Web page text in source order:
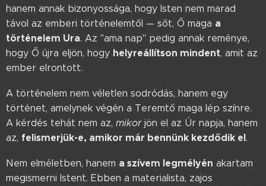
hanem annak bizonyossága, hogy Isten nem marad
távol az emberi történelemtől — sőt, Ő maga a
történelem Ura. Az "ama nap" pedig annak reménye,
hogy Ő újra eljön, hogy helyreállítson mindent, amit az
ember elrontott.
A történelem nem véletlen sodródás, hanem egy
történet, amelynek végén a Teremtő maga lép színre.
A kérdés tehát nem az, mikorjön el az Úr napja, hanem
az, felismerjük-e, amikor már bennünk kezdődik el.
Nem elméletben, hanem a szívem legmélyén akartam
megismerni Istent. Ebben a materialista, zajos